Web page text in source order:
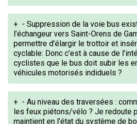
+ - Suppression de la voie bus
l’échangeur vers Saint-Orens de
permettre d’élargir le trottoir et
cyclable: Donc c’est à cause de
cyclistes que le bus doit subir les
véhicules motorisés indiduels ?
+ - Au niveau des traversées :
les feux piétons/vélo ? Je redoute
maintient en l’état du système de